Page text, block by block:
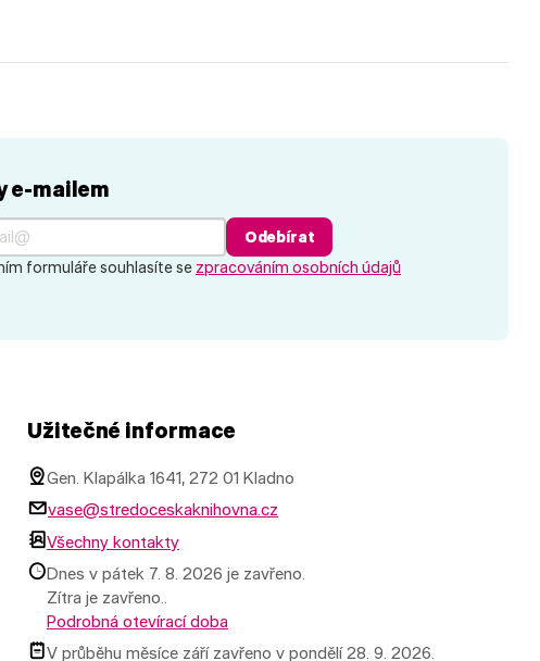
e-mailem
formuláře souhlasíte se zpracováním osobních údajů
Odebírat
Užitečné informace
Gen. Klapálka 1641, 272 01 Kladno
vase@stredoceskaknihovna.cz
Všechny kontakty
Dnes v pátek 7. 8. 2026 je zavřeno.
Zítra je zavřeno..
Podrobná otevírací doba
V průběhu měsíce září zavřeno v pondělí 28. 9. 2026.